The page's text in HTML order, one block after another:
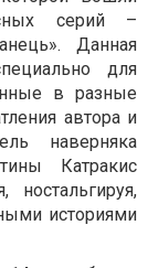
серий –
Данная
для
в разные
автора и
наверняка
Катракис
историями